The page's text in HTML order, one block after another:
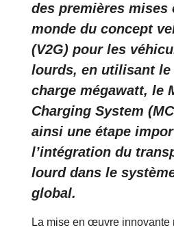
des premières
monde du concept
(V2G) pour les
lourds, en utilisant le
charge mégawatt, le
Charging System
ainsi une étape
l’intégration du
lourd dans le
global.
La mise en œuvre innovante